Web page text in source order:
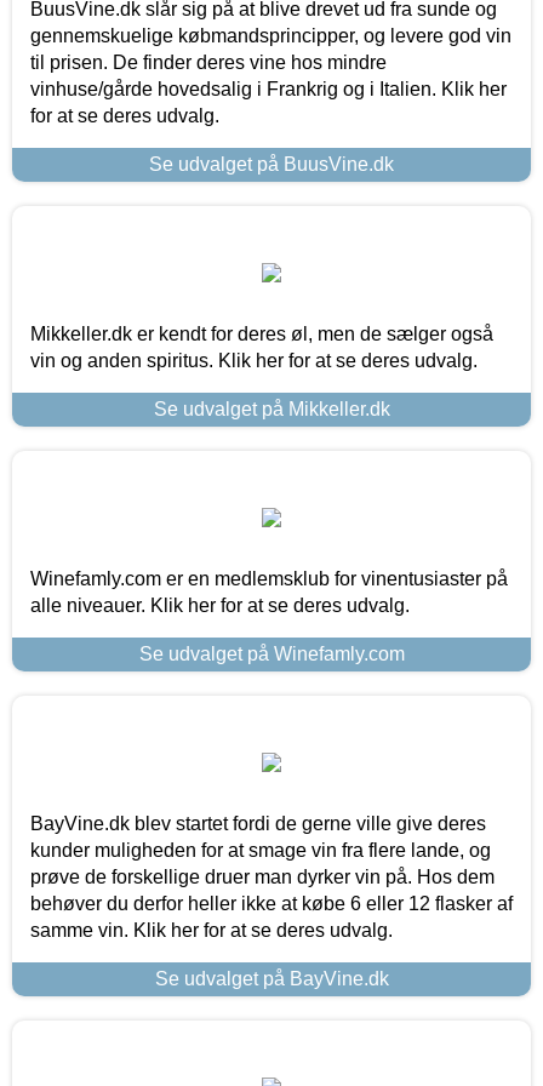
BuusVine.dk slår sig på at blive drevet ud fra sunde og
gennemskuelige købmandsprincipper, og levere god vin
til prisen. De finder deres vine hos mindre
vinhuse/gårde hovedsalig i Frankrig og i Italien. Klik her
for at se deres udvalg.
Se udvalget på BuusVine.dk
Mikkeller.dk er kendt for deres øl, men de sælger også
vin og anden spiritus. Klik her for at se deres udvalg.
Se udvalget på Mikkeller.dk
Winefamly.com er en medlemsklub for vinentusiaster på
alle niveauer. Klik her for at se deres udvalg.
Se udvalget på Winefamly.com
BayVine.dk blev startet fordi de gerne ville give deres
kunder muligheden for at smage vin fra flere lande, og
prøve de forskellige druer man dyrker vin på. Hos dem
behøver du derfor heller ikke at købe 6 eller 12 flasker af
samme vin. Klik her for at se deres udvalg.
Se udvalget på BayVine.dk